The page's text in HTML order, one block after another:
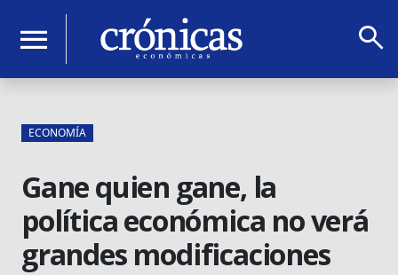
menu search
ECONOMÍA
Gane quien gane, la
política económica no verá
grandes modificaciones